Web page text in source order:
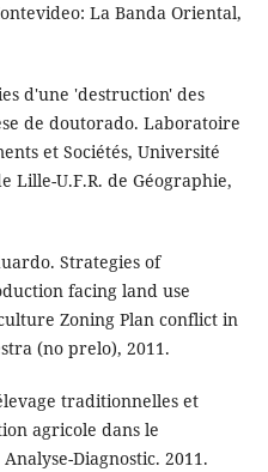
La Banda Oriental,
d'une 'destruction' des
de doutorado. Laboratoire
et Sociétés, Université
Lille-U.F.R. de Géographie,
Strategies of
facing land use
Zoning Plan conflict in
(no prelo), 2011.
traditionnelles et
agricole dans le
Diagnostic. 2011.